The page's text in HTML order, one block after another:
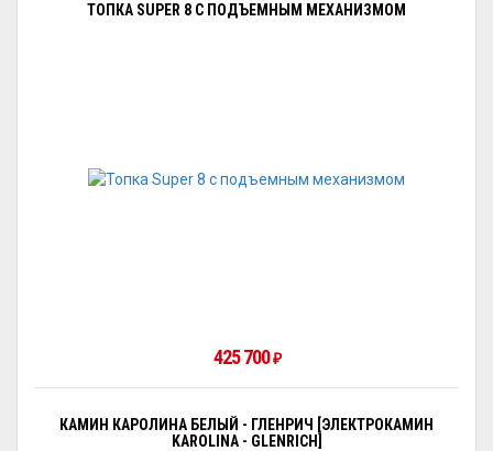
ТОПКА SUPER 8 С ПОДЪЕМНЫМ МЕХАНИЗМОМ
425 700₽
КАМИН КАРОЛИНА БЕЛЫЙ - ГЛЕНРИЧ [ЭЛЕКТРОКАМИН
KAROLINA - GLENRICH]